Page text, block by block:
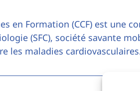
en Formation (CCF) est une
(SFC), société savante
les maladies